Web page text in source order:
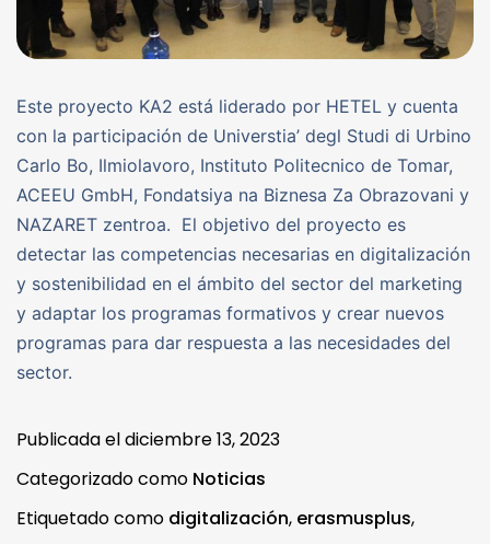
Este proyecto KA2 está liderado por HETEL y cuenta
con la participación de Universtia’ degl Studi di Urbino
Carlo Bo, Ilmiolavoro, Instituto Politecnico de Tomar,
ACEEU GmbH, Fondatsiya na Biznesa Za Obrazovani y
NAZARET zentroa. El objetivo del proyecto es
detectar las competencias necesarias en digitalización
y sostenibilidad en el ámbito del sector del marketing
y adaptar los programas formativos y crear nuevos
programas para dar respuesta a las necesidades del
sector.
Publicada eldiciembre 13, 2023
Categorizado como Noticias
Etiquetado como digitalización, erasmusplus,